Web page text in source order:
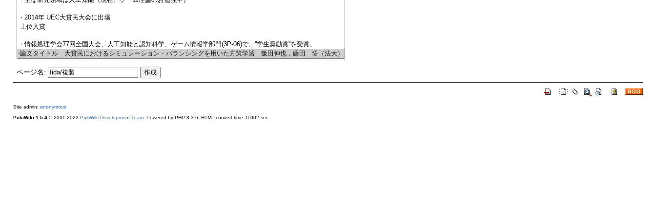
ページ名:
Site admin: anonymous
PukiWiki 1.5.4© 2001-2022 PukiWiki Development Team. Powered by PHP 8.3.6. HTML convert time: 0.002 sec.